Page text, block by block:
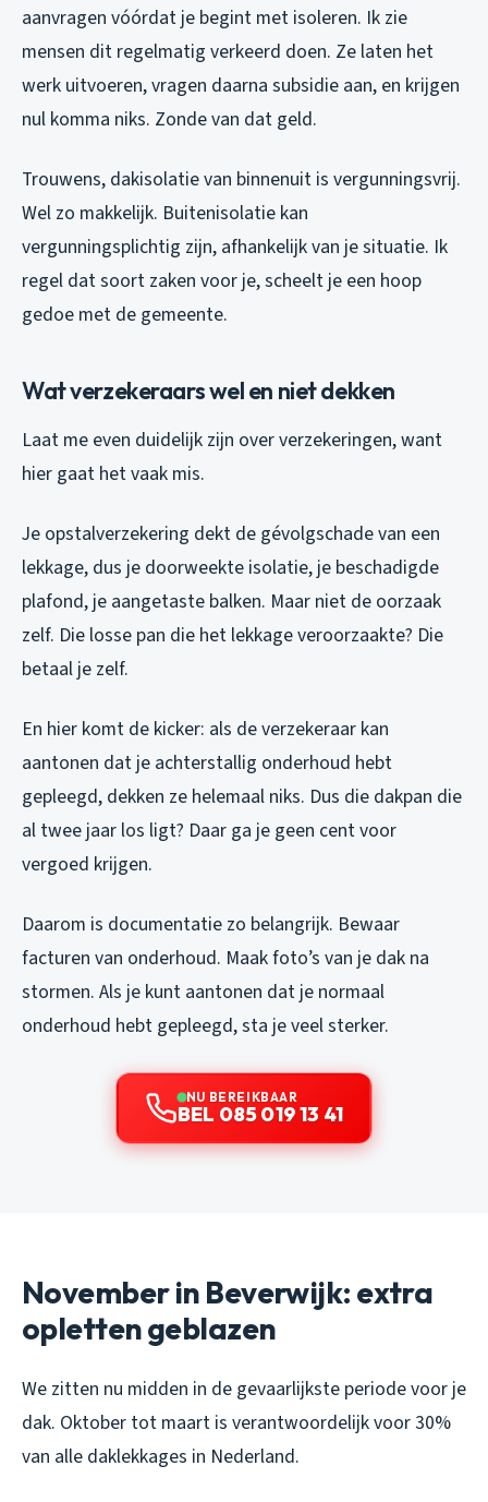
aanvragen vóórdat je begint met isoleren. Ik zie
mensen dit regelmatig verkeerd doen. Ze laten het
werk uitvoeren, vragen daarna subsidie aan, en krijgen
nul komma niks. Zonde van dat geld.
Trouwens, dakisolatie van binnenuit is vergunningsvrij.
Wel zo makkelijk. Buitenisolatie kan
vergunningsplichtig zijn, afhankelijk van je situatie. Ik
regel dat soort zaken voor je, scheelt je een hoop
gedoe met de gemeente.
Wat verzekeraars wel en niet dekken
Laat me even duidelijk zijn over verzekeringen, want
hier gaat het vaak mis.
Je opstalverzekering dekt de gévolgschade van een
lekkage, dus je doorweekte isolatie, je beschadigde
plafond, je aangetaste balken. Maar niet de oorzaak
zelf. Die losse pan die het lekkage veroorzaakte? Die
betaal je zelf.
En hier komt de kicker: als de verzekeraar kan
aantonen dat je achterstallig onderhoud hebt
gepleegd, dekken ze helemaal niks. Dus die dakpan die
al twee jaar los ligt? Daar ga je geen cent voor
vergoed krijgen.
Daarom is documentatie zo belangrijk. Bewaar
facturen van onderhoud. Maak foto’s van je dak na
stormen. Als je kunt aantonen dat je normaal
onderhoud hebt gepleegd, sta je veel sterker.
NU BEREIKBAAR
BEL 085 019 13 41
November in Beverwijk: extra
opletten geblazen
We zitten nu midden in de gevaarlijkste periode voor je
dak. Oktober tot maart is verantwoordelijk voor 30%
van alle daklekkages in Nederland.